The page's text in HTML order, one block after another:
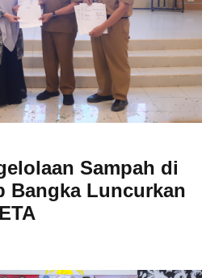
Sampah di
Bangka Luncurkan